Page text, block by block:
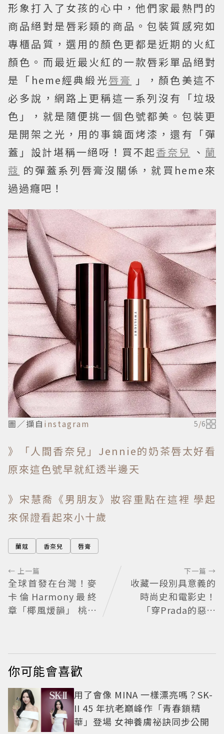
形象打入了女孩的心中，他們家最熱門的
商品絕對是唇彩類的商品。包裝質感宛如
專櫃品質，選用的顏色更都是近期的火紅
顏色。而最近最火紅的一款唇彩單品絕對
是「heme經典緞光唇膏 」，顏色美這不
必多說，網路上更稱這一系列沒有「垃圾
色」，就是隨便挑一個色號都美。包裝更
是開架之光，用的事鏡面烤漆，還有「彈
蓋」設計堪稱一絕呀！買不起香奈兒 、 蘭
蔻 的彈蓋系列唇膏沒關係，就買heme來
過過癮吧！
圖／擷自 instagram 5/6
》「人間香奈兒」Jennie的奶茶唇太好看
原來這色號早就紅透半邊天
》宋慧喬《男朋友》妝容重點在這裡 學起
來保證看起來小十歲
蘭蔻 香奈兒 唇膏
← 上一篇
全球首發在台灣！麥
卡倫Harmony最終
章「椰風煖韻」 桃園
下一篇 →
收藏一段別具意義的
時尚史和電影史！
「穿Prada的惡魔
你可能會喜歡
用了會像 MINA 一樣漂亮嗎？SK-
II 45 年抗老巔峰作「青春鎖精
華」登場 女神養膚祕訣同步公開